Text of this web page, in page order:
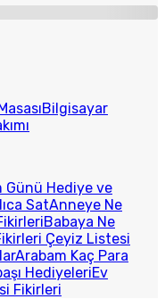
Bilgisayar
Günü Hediye ve
SatAnneye Ne
Babaya Ne
Çeyiz Listesi
Arabam Kaç Para
HediyeleriEv
Fikirleri